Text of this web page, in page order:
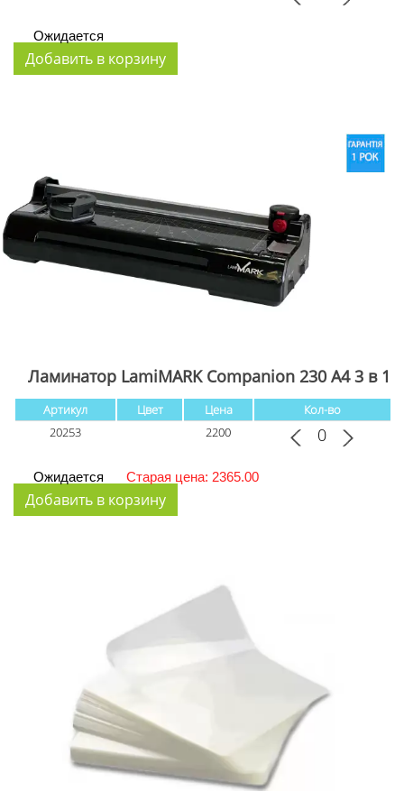
Ожидается
Ламинатор LamiMARK Сompanion 230 A4 3 в 1
Артикул Цвет Цена
Кол-во
20253
2200
Ожидается Старая цена: 2365.00